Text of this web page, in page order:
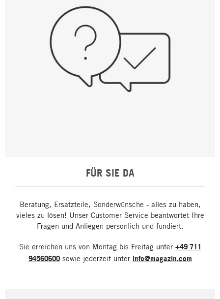
FÜR SIE DA
Beratung, Ersatzteile, Sonderwünsche - alles zu haben,
vieles zu lösen! Unser Customer Service beantwortet Ihre
Fragen und Anliegen persönlich und fundiert.
Sie erreichen uns von Montag bis Freitag unter +49 711
94560600sowie jederzeit unter info@magazin.com